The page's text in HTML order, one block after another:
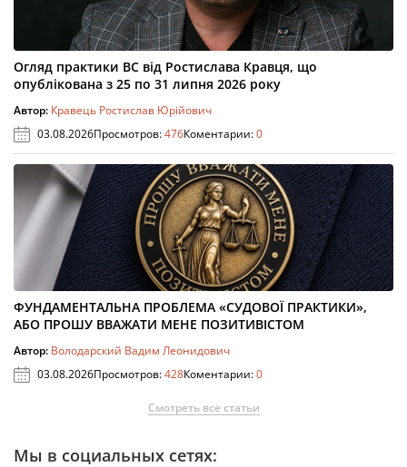
Огляд практики ВС від Ростислава Кравця, що
опублікована з 25 по 31 липня 2026 року
Автор: Кравець Ростислав Юрійович
03.08.2026Просмотров:476Коментарии:0
ФУНДАМЕНТАЛЬНА ПРОБЛЕМА «СУДОВОЇ ПРАКТИКИ»,
АБО ПРОШУ ВВАЖАТИ МЕНЕ ПОЗИТИВІСТОМ
Автор: Володарский Вадим Леонидович
03.08.2026Просмотров:428Коментарии:0
Смотреть все статьи
Мы в социальных сетях: